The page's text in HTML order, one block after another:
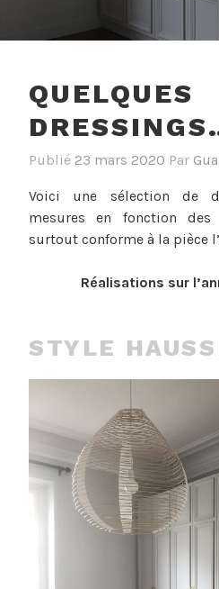
QUELQUES
Publié 23 mars 2020 Par
Voici une sélection de
mesures en fonction
surtout conforme à la pièce
Réalisations sur
STYLE